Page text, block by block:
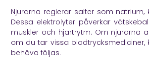
Njurarna reglerar salter som natrium,
Dessa elektrolyter påverkar
muskler och hjärtrytm. Om njurarna
om du tar vissa blodtrycksmediciner,
behöva följas.